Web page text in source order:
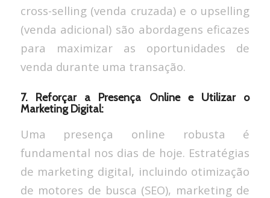
cross-selling (venda cruzada) e o upselling
(venda adicional) são abordagens eficazes
para maximizar as oportunidades de
venda durante uma transação.
7. Reforçar a Presença Online e Utilizar o
Marketing Digital:
Uma presença online robusta é
fundamental nos dias de hoje. Estratégias
de marketing digital, incluindo otimização
de motores de busca (SEO), marketing de